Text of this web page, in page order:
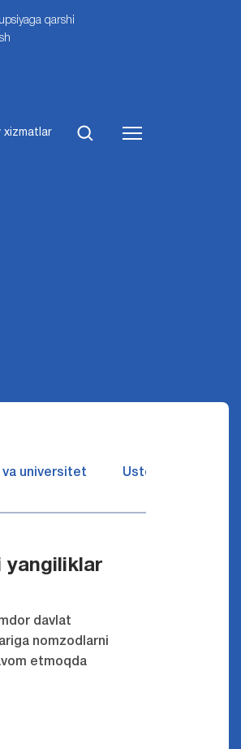
qarshi
xizmatlar
va universitet Ustozlar suhbatin
yangiliklar
davlat
nomzodlarni
etmoqda